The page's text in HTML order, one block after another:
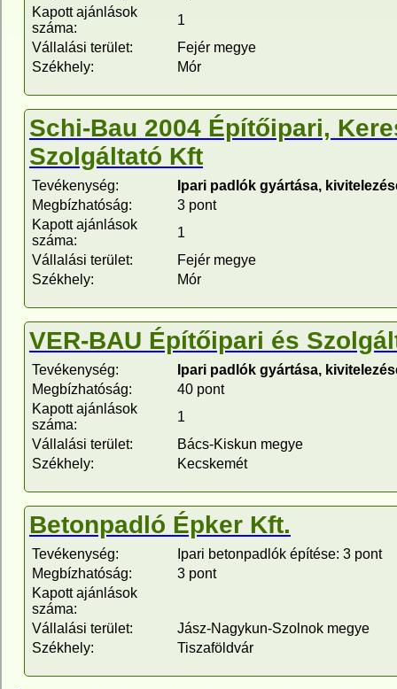
Kapott ajánlások
száma:
1
Vállalási terület:
Fejér megye
Székhely:
Mór
Schi-Bau 2004 Építőipari,
Szolgáltató Kft
Tevékenység:
Ipari padlók gyártása,
Megbízhatóság:
3 pont
Kapott ajánlások
száma:
1
Vállalási terület:
Fejér megye
Székhely:
Mór
VER-BAU Építőipari és
Tevékenység:
Ipari padlók gyártása,
Megbízhatóság:
40 pont
Kapott ajánlások
száma:
1
Vállalási terület:
Bács-Kiskun megye
Székhely:
Kecskemét
Betonpadló Épker Kft.
Tevékenység:
Ipari betonpadlók építése: 3 pont
Megbízhatóság:
3 pont
Kapott ajánlások
száma:
Vállalási terület:
Jász-Nagykun-Szolnok megye
Székhely:
Tiszaföldvár